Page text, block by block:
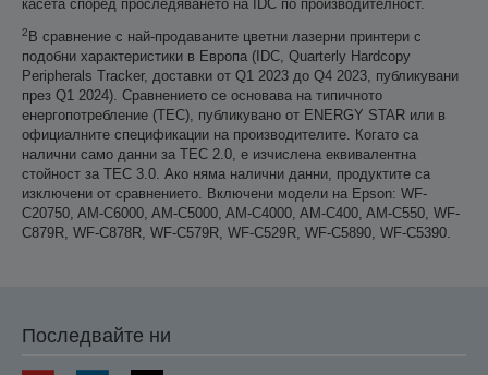
касета според проследяването на IDC по производителност.
2 В сравнение с най-продаваните цветни лазерни принтери с
подобни характеристики в Европа (IDC, Quarterly Hardcopy
Peripherals Tracker, доставки от Q1 2023 до Q4 2023, публикувани
през Q1 2024). Сравнението се основава на типичното
енергопотребление (TEC), публикувано от ENERGY STAR или в
официалните спецификации на производителите. Когато са
налични само данни за TEC 2.0, е изчислена еквивалентна
стойност за TEC 3.0. Ако няма налични данни, продуктите са
изключени от сравнението. Включени модели на Epson: WF-
C20750, AM-C6000, AM-C5000, AM-C4000, AM-C400, AM-C550, WF-
C879R, WF-C878R, WF-C579R, WF-C529R, WF-C5890, WF-C5390.
Последвайте ни